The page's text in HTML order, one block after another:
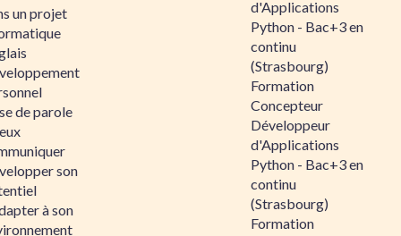
un projet
de parole
son
à son
d'Applications
Python - Bac+3 en
continu
(Strasbourg)
Formation
Concepteur
Développeur
d'Applications
Python - Bac+3 en
continu
(Strasbourg)
Formation